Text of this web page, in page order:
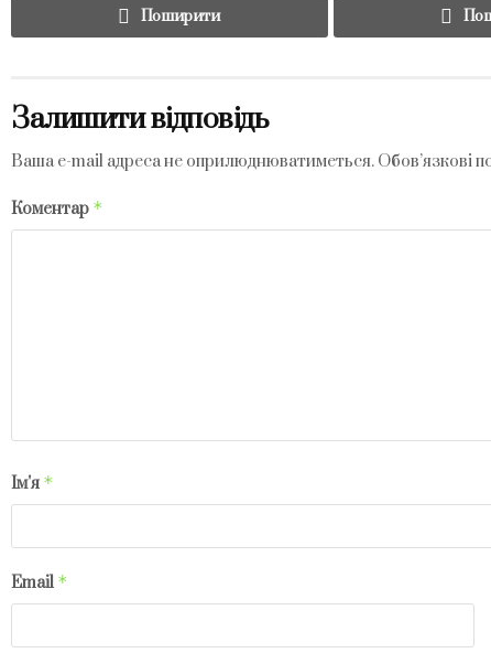
Поширити
Залишити відповідь
Ваша e-mail адреса не оприлюднюватиметься. Обов’язкові
Коментар *
Ім'я *
Email *